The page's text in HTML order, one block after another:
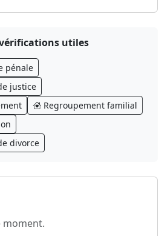
utiles
pénale
justice
Regroupement familial
divorce
moment.